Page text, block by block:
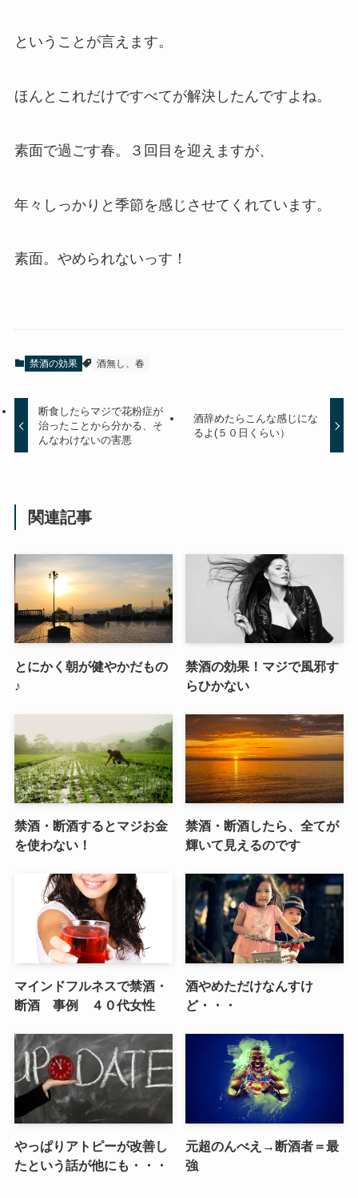
ということが言えます。
ほんとこれだけですべてが解決したんですよね。
素面で過ごす春。３回目を迎えますが、
年々しっかりと季節を感じさせてくれています。
素面。やめられないっす！
禁酒の効果 酒無し、春
断食したらマジで花粉症が
治ったことから分かる、そ
んなわけないの害悪
酒辞めたらこんな感じにな
るよ(５０日くらい）
関連記事
とにかく朝が健やかだもの
♪
禁酒の効果！マジで風邪す
らひかない
禁酒・断酒するとマジお金
を使わない！
禁酒・断酒したら、全てが
輝いて見えるのです
マインドフルネスで禁酒・
断酒 事例 ４０代女性
酒やめただけなんすけ
ど・・・
やっぱりアトピーが改善し
たという話が他にも・・・
元超のんべえ→断酒者＝最
強